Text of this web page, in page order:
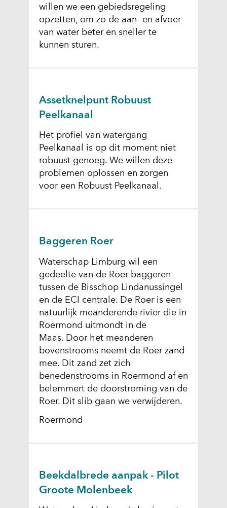
willen we een gebiedsregeling
opzetten, om zo de aan- en afvoer
van water beter en sneller te
kunnen sturen.
Assetknelpunt Robuust
Peelkanaal
Het profiel van watergang
Peelkanaal is op dit moment niet
robuust genoeg. We willen deze
problemen oplossen en zorgen
voor een Robuust Peelkanaal.
Baggeren Roer
Waterschap Limburg wil een
gedeelte van de Roer baggeren
tussen de Bisschop Lindanussingel
en de ECI centrale. De Roer is een
natuurlijk meanderende rivier die in
Roermond uitmondt in de
Maas. Door het meanderen
bovenstrooms neemt de Roer zand
mee. Dit zand zet zich
benedenstrooms in Roermond af en
belemmert de doorstroming van de
Roer. Dit slib gaan we verwijderen.
Roermond
Beekdalbrede aanpak - Pilot
Groote Molenbeek